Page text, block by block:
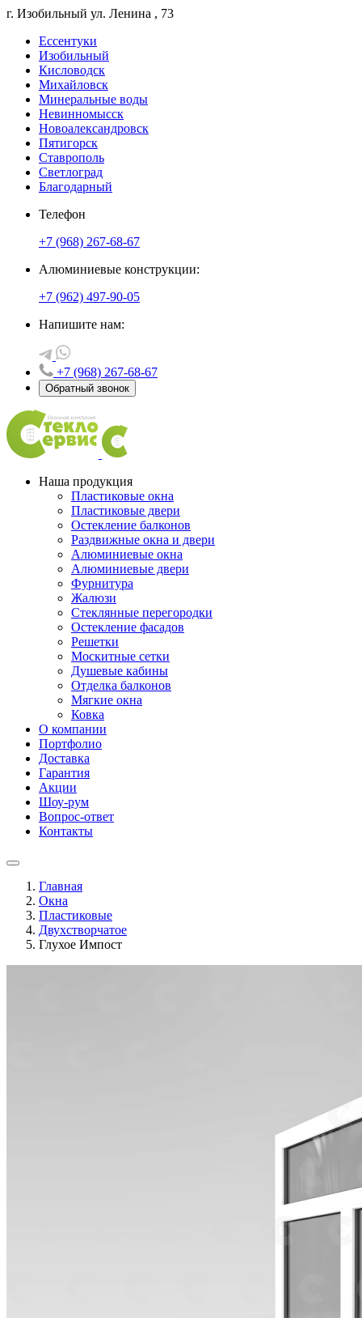
г. Изобильный ул. Ленина , 73
Ессентуки
Изобильный
Кисловодск
Михайловск
Минеральные воды
Невинномысск
Новоалександровск
Пятигорск
Ставрополь
Светлоград
Благодарный
Телефон
+7 (968) 267-68-67
Алюминиевые конструкции:
+7 (962) 497-90-05
Напишите нам:
+7 (968) 267-68-67
Обратный звонок
Наша продукция
Пластиковые окна
Пластиковые двери
Остекление балконов
Раздвижные окна и двери
Алюминиевые окна
Алюминиевые двери
Фурнитура
Жалюзи
Стеклянные перегородки
Остекление фасадов
Решетки
Москитные сетки
Душевые кабины
Отделка балконов
Мягкие окна
Ковка
О компании
Портфолио
Доставка
Гарантия
Акции
Шоу-рум
Вопрос-ответ
Контакты
Главная
Окна
Пластиковые
Двухстворчатое
Глухое Импост